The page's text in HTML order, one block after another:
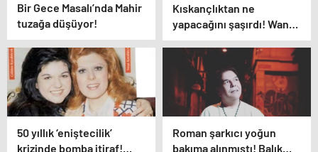
Bir Gece Masalı’nda Mahir
tuzağa düşüyor!
Kıskançlıktan ne
yapacağını şaşırdı! Wanda
Nara ve China Suarez
arasında not krizi patlak
verdi!
50 yıllık ‘eniştecilik’
krizinde bomba itiraf!
Roman şarkıcı yoğun
bakıma alınmıştı! Balık